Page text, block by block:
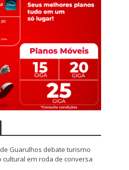
Guarulhos debate turismo
cultural em roda de conversa